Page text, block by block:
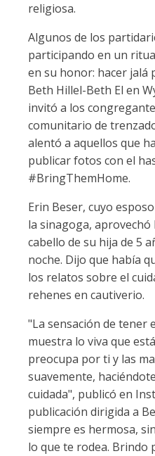
religiosa.
Algunos de los
participando en un
en su honor: hacer jalá
Beth Hillel-Beth El en
invitó a los
comunitario de
alentó a aquellos que
publicar fotos con el
#BringThemHome.
Erin Beser, cuyo
la sinagoga,
cabello de su hija de 5
noche. Dijo que había
los relatos sobre el
rehenes en cautiverio.
"La sensación de tener
muestra lo viva que
preocupa por ti y las
suavemente,
cuidada", publicó en
publicación dirigida a
siempre es hermosa,
lo que te rodea. Brindo